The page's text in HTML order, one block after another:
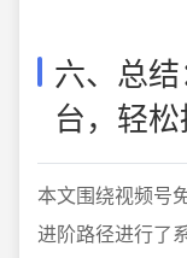
六、总
台，轻
本文围绕视频号
进阶路径进行了